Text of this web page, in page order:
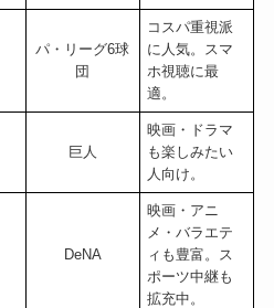
パ・リーグ6球
団
コスパ重視派
に人気。スマ
ホ視聴に最
適。
巨人
映画・ドラマ
も楽しみたい
人向け。
DeNA
映画・アニ
メ・バラエテ
ィも豊富。ス
ポーツ中継も
拡充中。